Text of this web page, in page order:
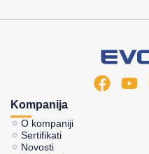
Kompanija
O kompaniji
Sertifikati
Novosti